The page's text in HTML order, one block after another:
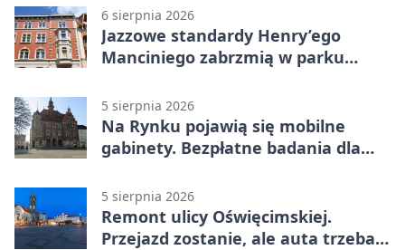
6 sierpnia 2026
Jazzowe standardy Henry’ego
Manciniego zabrzmią w parku
5 sierpnia 2026
Na Rynku pojawią się mobilne
gabinety. Bezpłatne badania dla
5 sierpnia 2026
Remont ulicy Oświęcimskiej.
Przejazd zostanie, ale auta trzeba